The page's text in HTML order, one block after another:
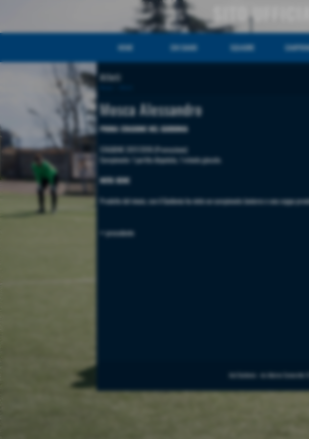
SITO
HOME CHI SIAMO SQUADRE
Atleti
Mosca Alessandro
PRIMA STAGIONE NEL GUIDONIA
STAGIONE 2017/2018 (Promozione)
Campionato: 1 partita disputata, 1 minuto giocato.
NOTA BENE
Prodotto del vivaio, con il Guidonia ha vinto un campionato Juniores e una coppa
<< precedente
Acd Guidonia - via Adorno Camarotta